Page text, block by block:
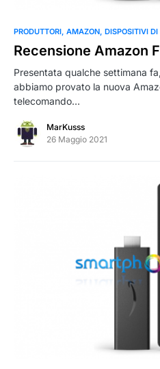
0
PRODUTTORI AMAZON DISPOSITIVI
Recensione Amazon
Presentata qualche settimana
abbiamo provato la nuova
telecomando…
MarKusss
26 Maggio 2021